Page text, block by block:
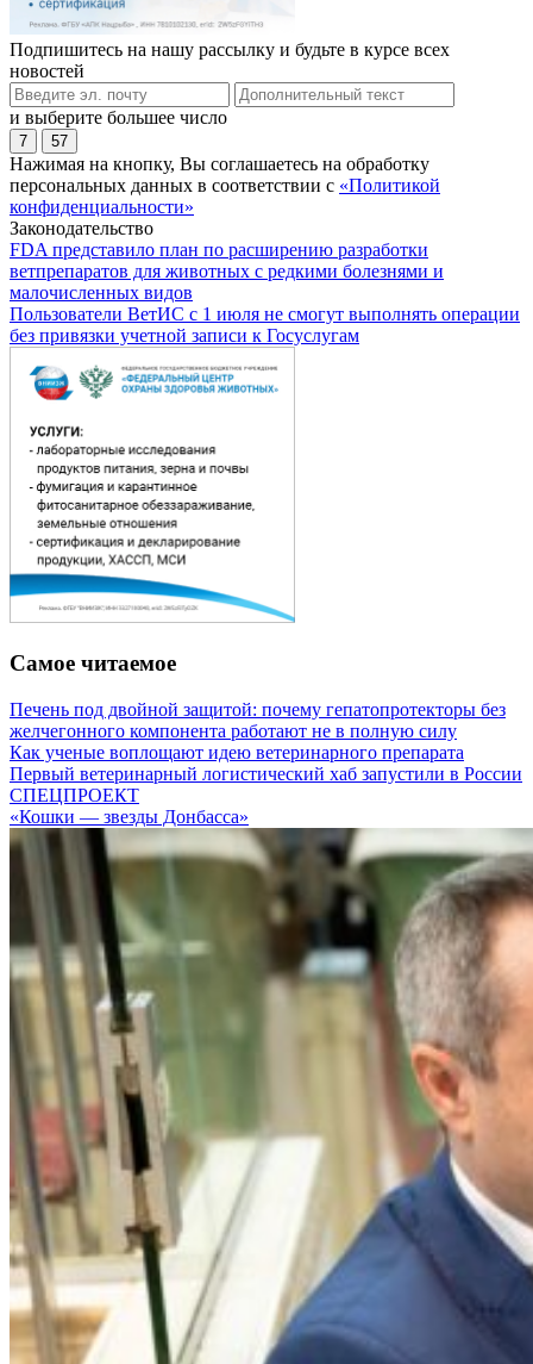
Подпишитесь на нашу рассылку и будьте в курсе всех
новостей
и выберите большее число
7 57
Нажимая на кнопку, Вы соглашаетесь на обработку
персональных данных в соответствии с «Политикой
конфиденциальности»
Законодательство
FDA представило план по расширению разработки
ветпрепаратов для животных с редкими болезнями и
малочисленных видов
Пользователи ВетИС с 1 июля не смогут выполнять операции
без привязки учетной записи к Госуслугам
Самое читаемое
Печень под двойной защитой: почему гепатопротекторы без
желчегонного компонента работают не в полную силу
Как ученые воплощают идею ветеринарного препарата
Первый ветеринарный логистический хаб запустили в России
СПЕЦПРОЕКТ
«Кошки — звезды Донбасса»